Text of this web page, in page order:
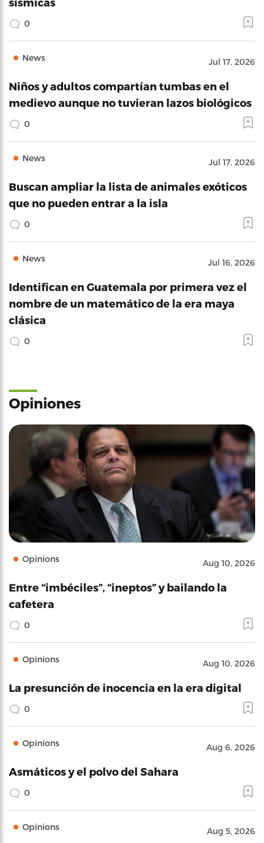
0
News Jul 17, 2026
Niños y adultos compartían tumbas en el
medievo aunque no tuvieran lazos biológicos
0
News Jul 17, 2026
Buscan ampliar la lista de animales exóticos
que no pueden entrar a la isla
0
News Jul 16, 2026
Identifican en Guatemala por primera vez el
nombre de un matemático de la era maya
clásica
0
Opiniones
Opinions Aug 10, 2026
Entre “imbéciles”, “ineptos” y bailando la
cafetera
0
Opinions Aug 10, 2026
La presunción de inocencia en la era digital
0
Opinions Aug 6, 2026
Asmáticos y el polvo del Sahara
0
Opinions Aug 5, 2026